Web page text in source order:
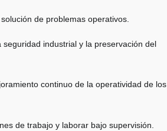
de problemas operativos.
industrial y la preservación del
continuo de la operatividad de los
de trabajo y laborar bajo supervisión.